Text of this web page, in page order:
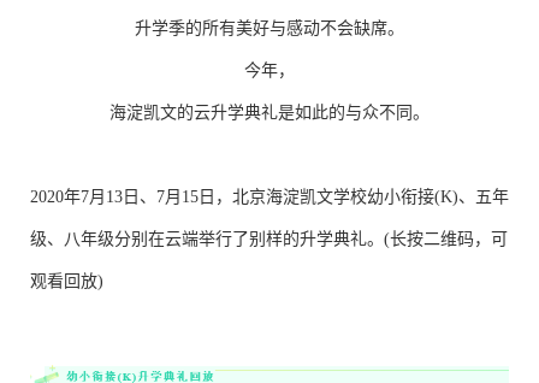
升学季的所有美好与感动不会缺席。
今年，
海淀凯文的云升学典礼是如此的与众不同。
2020年7月13日、7月15日，北京海淀凯文学校幼小衔接(K)、五年
级、八年级分别在云端举行了别样的升学典礼。(长按二维码，可
观看回放)